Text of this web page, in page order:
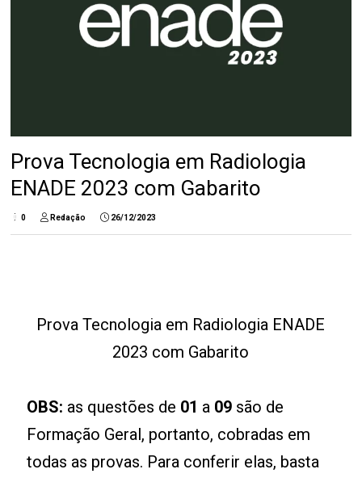
Prova Tecnologia em Radiologia
ENADE 2023 com Gabarito
0 Redação 26/12/2023
Prova Tecnologia em Radiologia ENADE
2023 com Gabarito
OBS: as questões de 01 a 09 são de
Formação Geral, portanto, cobradas em
todas as provas. Para conferir elas, basta